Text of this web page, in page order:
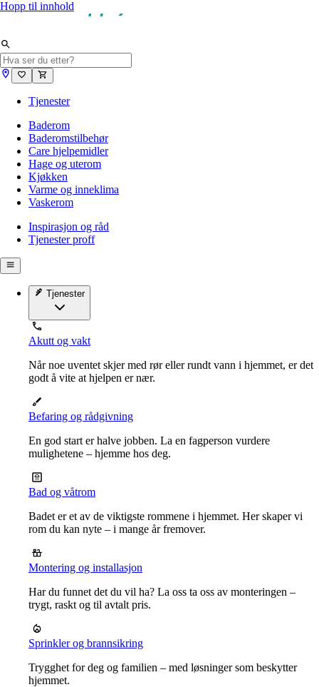
Hopp til innhold
Tjenester
Baderom
Baderomstilbehør
Care hjelpemidler
Hage og uterom
Kjøkken
Varme og inneklima
Vaskerom
Inspirasjon og råd
Tjenester proff
Tjenester
Akutt og vakt
Når noe uventet skjer med rør eller rundt vann i hjemmet, er det
godt å vite at hjelpen er nær.
Befaring og rådgivning
En god start er halve jobben. La en fagperson vurdere
mulighetene – hjemme hos deg.
Bad og våtrom
Badet er et av de viktigste rommene i hjemmet. Her skaper vi
rom du kan nyte – i mange år fremover.
Montering og installasjon
Har du funnet det du vil ha? La oss ta oss av monteringen –
trygt, raskt og til avtalt pris.
Sprinkler og brannsikring
Trygghet for deg og familien – med løsninger som beskytter
hjemmet.